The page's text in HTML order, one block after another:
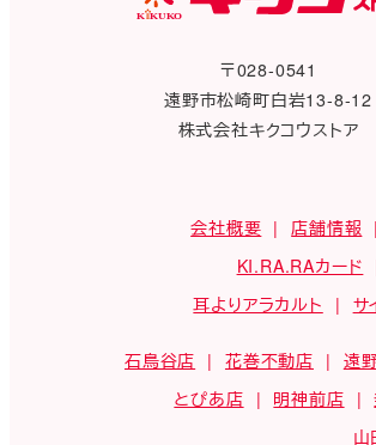
〒028-0541
遠野市松崎町白岩13-8-12
株式会社キクコウストア
会社概要 店舗情報
KI.RA.RAカード
耳よりアラカルト
サ
石鳥谷店 花巻不動店
遠
とぴあ店
明神前店
山